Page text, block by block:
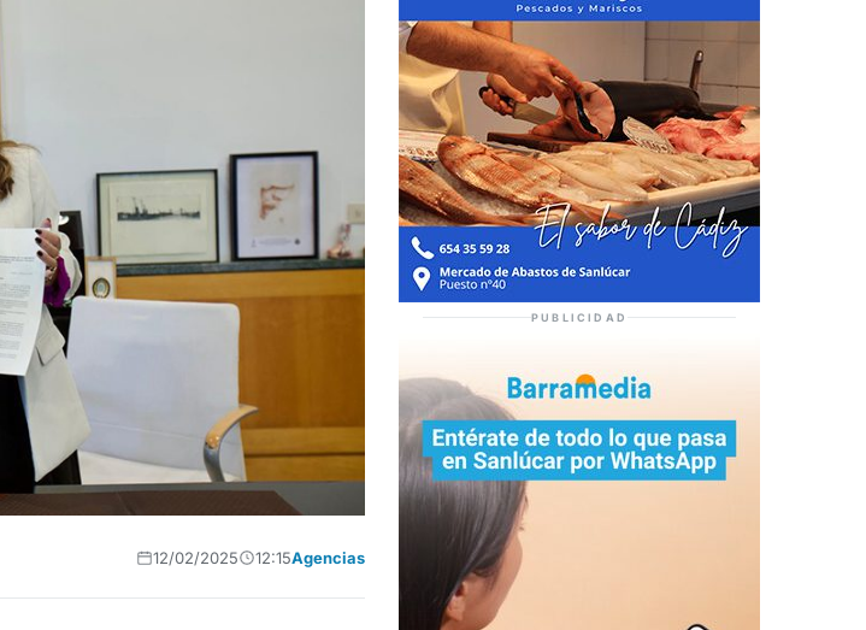
12/02/2025 12:15Agencias
PUBLICIDAD